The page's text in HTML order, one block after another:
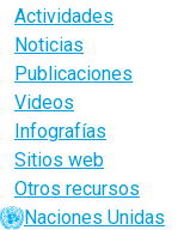
Actividades
Noticias
Publicaciones
Videos
Infografías
Sitios web
Otros recursos
Naciones Unidas